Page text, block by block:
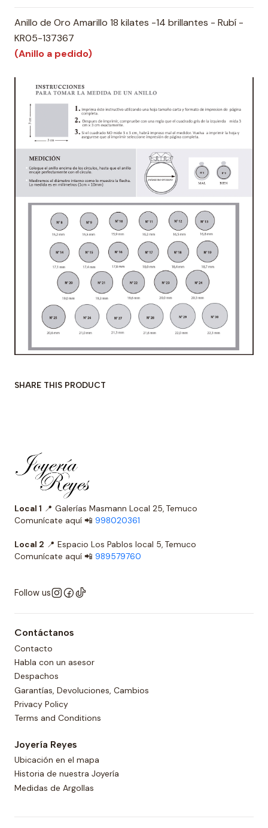
Anillo de Oro Amarillo 18 kilates -14 brillantes - Rubí -
KR05-137367
(Anillo a pedido)
SHARE THIS PRODUCT
Local 1 📍 Galerías Masmann Local 25, Temuco
Comunícate aquí 📲 998020361
Local 2 📍 Espacio Los Pablos local 5, Temuco
Comunícate aquí 📲 989579760
Follow us
Contáctanos
Contacto
Habla con un asesor
Despachos
Garantías, Devoluciones, Cambios
Privacy Policy
Terms and Conditions
Joyería Reyes
Ubicación en el mapa
Historia de nuestra Joyería
Medidas de Argollas